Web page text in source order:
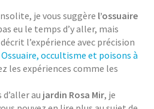
je vous suggère l’ossuaire
eu le temps d’y aller, mais
l’expérience avec précision
Ossuaire, occultisme et poisons à
les expériences comme les
au jardin Rosa Mir, je